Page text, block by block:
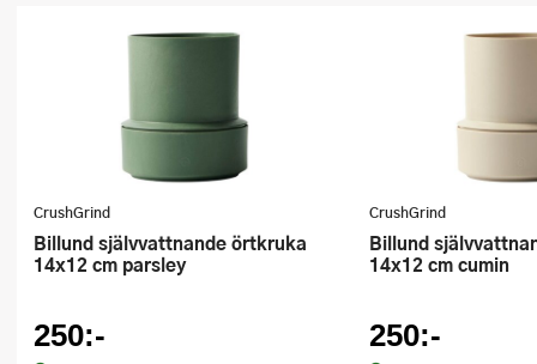
CrushGrind
Billund självvattnande örtkruka
14x12 cm parsley
250:-
CrushGrind
Billund självvattnande örtkruka
14x12 cm cumin
250:-